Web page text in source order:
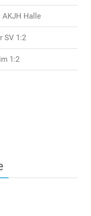
AKJH Halle
SV 1:2
1:2